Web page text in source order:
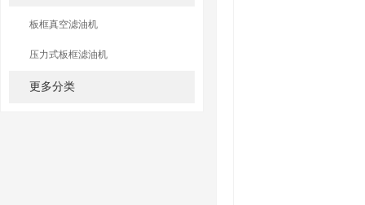
板框真空滤油机
压力式板框滤油机
更多分类